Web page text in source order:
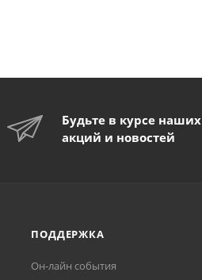
Будьте в курсе наших
акций и новостей
ПОДДЕРЖКА
Он-лайн события